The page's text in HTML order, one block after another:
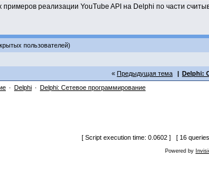
примеров реализации YouTube API на Delphi по части
пользователей)
Предыдущая тема
Delphi:
Delphi
Delphi: Сетевое программирование
[ Script execution time: 0.0602 ] [ 16
Powered by